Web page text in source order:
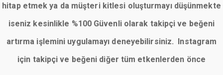
hitap etmek ya da müşteri kitlesi oluşturmayı düşünmekte
iseniz kesinlikle %100 Güvenli olarak takipçi ve beğeni
artırma işlemini uygulamayı deneyebilirsiniz. Instagram
için takipçi ve beğeni diğer tüm etkenlerden önce